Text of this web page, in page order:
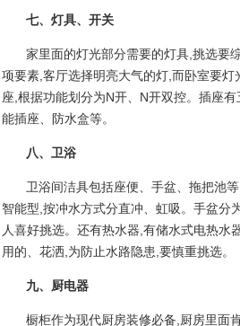
七、灯具、开关
家里面的灯光部分需要的灯具, 挑选要
项要素 ,客厅选择明亮大气的灯 ,而卧室要灯
座 ,根据功能划分为N开、 N开双控。插座
能插座、防水盒等。
八、卫浴
卫浴间洁具包括座便、手盆、拖把池
智能型 ,按冲水方式分直冲、虹吸。手盆分
人喜好挑选。还有热水器 ,有储水式电热水
用的、花洒 为防止水路隐患 ,要慎重挑选。
九、厨电器
橱柜作为现代厨房装修必备 厨房里面